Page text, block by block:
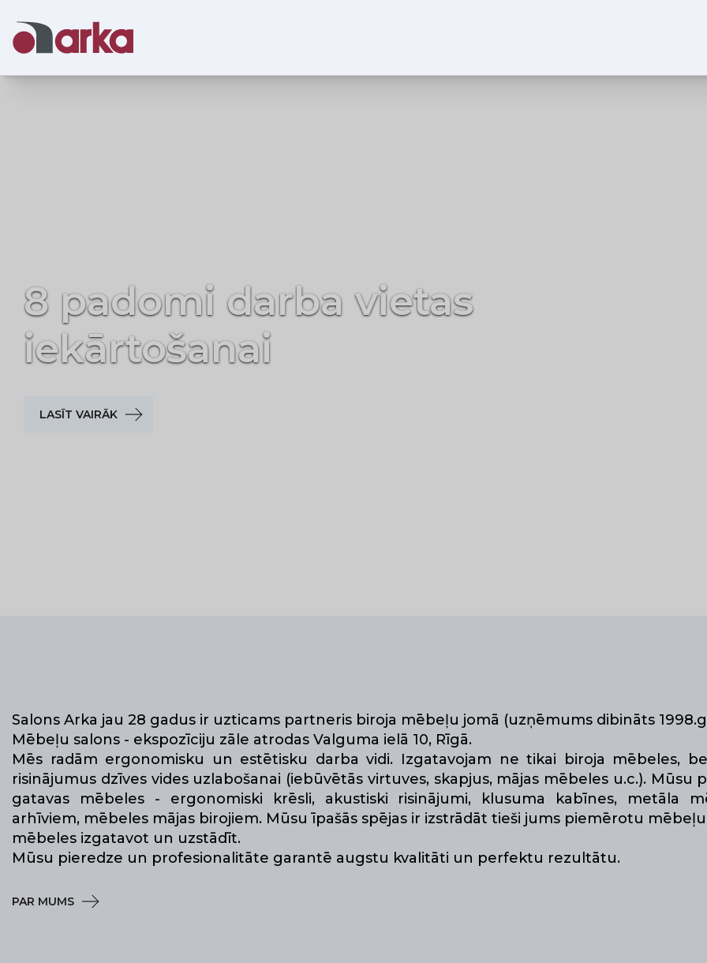
Līdzsvars un ergonomika
ar Mickey krēslu
PIRKT
Salons Arka jau 28 gadus ir uzticams partneris biroja mēbeļu jomā (uzņēmums dibināts
Mēbeļu salons - ekspozīciju zāle atrodas Valguma ielā 10, Rīgā.
Mēs radām ergonomisku un estētisku darba vidi. Izgatavojam ne tikai biroja mēbeles,
risinājumus dzīves vides uzlabošanai (iebūvētās virtuves, skapjus, mājas mēbeles u.c.). Mūsu
gatavas mēbeles - ergonomiski krēsli, akustiski risinājumi, klusuma kabīnes, metāla
arhīviem, mēbeles mājas birojiem. Mūsu īpašās spējas ir izstrādāt tieši jums piemērotu
mēbeles izgatavot un uzstādīt.
Mūsu pieredze un profesionalitāte garantē augstu kvalitāti un perfektu rezultātu.
PAR MUMS